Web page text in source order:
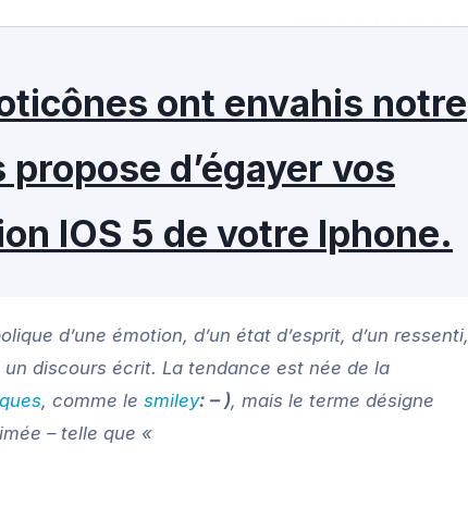
ont envahis notre
d’égayer vos
IOS 5 de votre Iphone.
d’une émotion, d’un état d’esprit, d’un ressenti,
discours écrit. La tendance est née de la
, comme le smiley: – ), mais le terme désigne
– telle que «